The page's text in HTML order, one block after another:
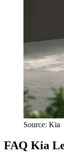
Source: Kia
FAQ Kia